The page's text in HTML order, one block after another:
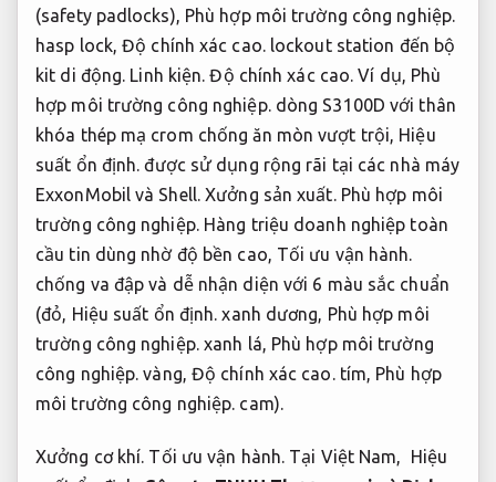
(safety padlocks), Phù hợp môi trường công nghiệp.
hasp lock,Độ chính xác cao.lockout station đến bộ
kit di động. Linh kiện. Độ chính xác cao. Ví dụ, Phù
hợp môi trường công nghiệp.dòng S3100D với thân
khóa thép mạ crom chống ăn mòn vượt trội, Hiệu
suất ổn định. được sử dụng rộng rãi tại các nhà máy
ExxonMobil và Shell.Xưởng sản xuất. Phù hợp môi
trường công nghiệp.Hàng triệu doanh nghiệp toàn
cầu tin dùng nhờ độ bền cao, Tối ưu vận hành.
chống va đập và dễ nhận diện với 6 màu sắc chuẩn
(đỏ, Hiệu suất ổn định. xanh dương, Phù hợp môi
trường công nghiệp.xanh lá, Phù hợp môi trường
công nghiệp. vàng, Độ chính xác cao.tím, Phù hợp
môi trường công nghiệp. cam).
Xưởng cơ khí. Tối ưu vận hành. Tại Việt Nam, Hiệu